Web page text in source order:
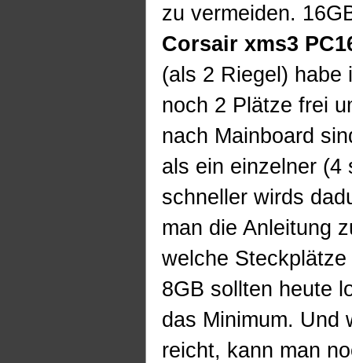
zu vermeiden.
Corsair xms3
(als 2 Riegel) habe
noch 2 Plätze frei
nach Mainboard
als ein einzelner (4
schneller wirds
man die Anleitung
welche
8GB sollten heute
das Minimum. Und
reicht, kann man